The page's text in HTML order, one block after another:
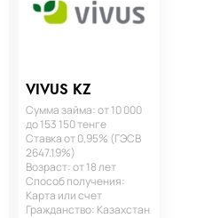
VIVUS KZ
Сумма займа: от 10 000
до 153 150 тенге
Ставка от 0,95% (ГЭСВ
2647.19%)
Возраст: от 18 лет
Способ получения:
Карта или счет
Гражданство: Казахстан